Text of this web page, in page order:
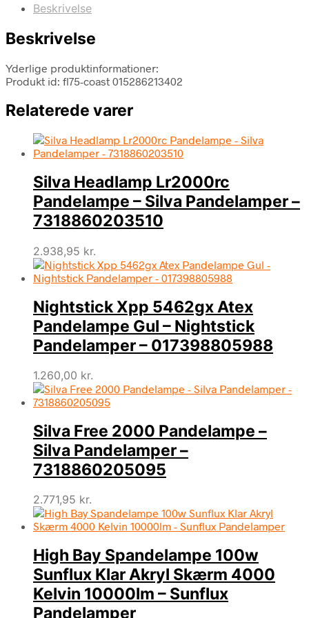
Beskrivelse
Beskrivelse
Yderlige produktinformationer:
Produkt id: fl75-coast 015286213402
Relaterede varer
Silva Headlamp Lr2000rc
Pandelampe – Silva Pandelamper –
7318860203510
2.938,95 kr.
Nightstick Xpp 5462gx Atex
Pandelampe Gul – Nightstick
Pandelamper – 017398805988
1.260,00 kr.
Silva Free 2000 Pandelampe –
Silva Pandelamper –
7318860205095
2.771,95 kr.
High Bay Spandelampe 100w
Sunflux Klar Akryl Skærm 4000
Kelvin 10000lm – Sunflux
Pandelamper